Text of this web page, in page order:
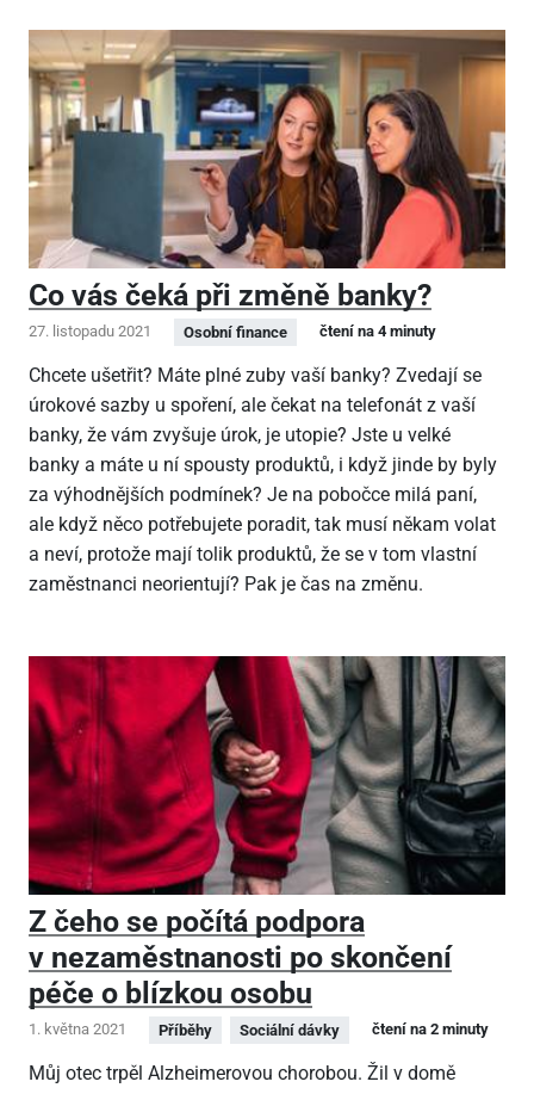
Co vás čeká při změně banky?
27. listopadu 2021 Osobní finance čtení na 4 minuty
Chcete ušetřit? Máte plné zuby vaší banky? Zvedají se
úrokové sazby u spoření, ale čekat na telefonát z vaší
banky, že vám zvyšuje úrok, je utopie? Jste u velké
banky a máte u ní spousty produktů, i když jinde by byly
za výhodnějších podmínek? Je na pobočce milá paní,
ale když něco potřebujete poradit, tak musí někam volat
a neví, protože mají tolik produktů, že se v tom vlastní
zaměstnanci neorientují? Pak je čas na změnu.
Z čeho se počítá podpora
v nezaměstnanosti po skončení
péče o blízkou osobu
1. května 2021 Příběhy Sociální dávky čtení na 2 minuty
Můj otec trpěl Alzheimerovou chorobou. Žil v domě